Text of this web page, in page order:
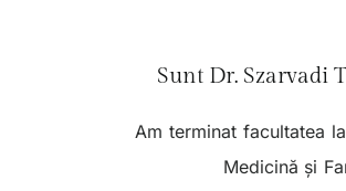
Sunt Dr. Szarvadi
Am terminat facultatea
Medicină și